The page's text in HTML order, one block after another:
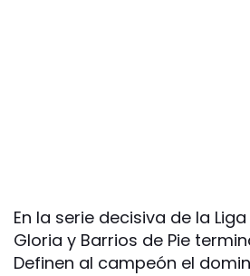
En la serie decisiva de la
Gloria y Barrios de Pie
Definen al campeón el